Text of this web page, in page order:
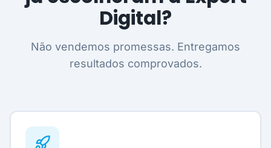
Digital?
Não vendemos promessas. Entregamos
resultados comprovados.